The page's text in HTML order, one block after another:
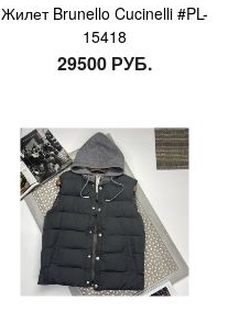
Жилет Brunello Cucinelli #PL-
15418
29500 РУБ.